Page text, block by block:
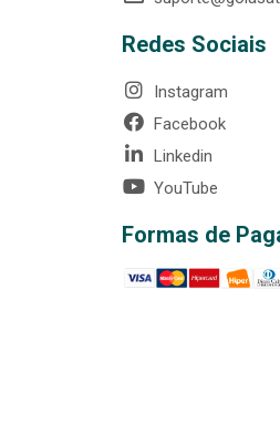
Redes Sociais
Instagram
Facebook
Linkedin
YouTube
Formas de